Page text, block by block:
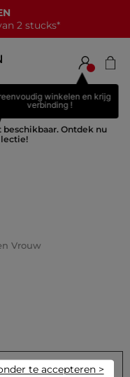
2 stucks*
winkelen en krijg
verbinding !
Ontdek nu
Vrouw
te accepteren >